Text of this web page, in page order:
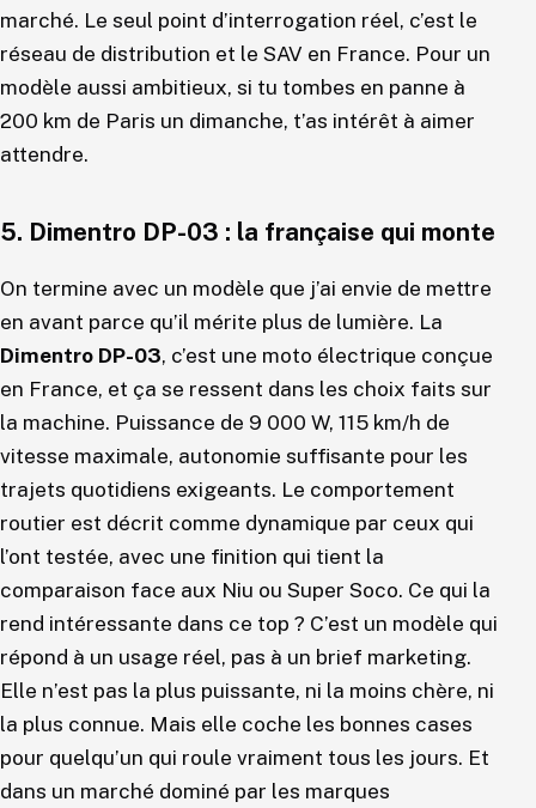
marché. Le seul point d’interrogation réel, c’est le
réseau de distribution et le SAV en France. Pour un
modèle aussi ambitieux, si tu tombes en panne à
200 km de Paris un dimanche, t’as intérêt à aimer
attendre.
5. Dimentro DP-03 : la française qui monte
On termine avec un modèle que j’ai envie de mettre
en avant parce qu’il mérite plus de lumière. La
Dimentro DP-03, c’est une moto électrique conçue
en France, et ça se ressent dans les choix faits sur
la machine. Puissance de 9 000 W, 115 km/h de
vitesse maximale, autonomie suffisante pour les
trajets quotidiens exigeants. Le comportement
routier est décrit comme dynamique par ceux qui
l’ont testée, avec une finition qui tient la
comparaison face aux Niu ou Super Soco. Ce qui la
rend intéressante dans ce top ? C’est un modèle qui
répond à un usage réel, pas à un brief marketing.
Elle n’est pas la plus puissante, ni la moins chère, ni
la plus connue. Mais elle coche les bonnes cases
pour quelqu’un qui roule vraiment tous les jours. Et
dans un marché dominé par les marques